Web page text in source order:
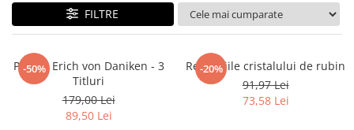
Arte Divinatorii
Chiromantie
Dezvoltare Spirituala
KidConnection
FILTRE
-50%
Pachet Erich von Daniken - 3
Titluri
179,00 Lei
89,50 Lei
-20%
Revelatiile cristalului de rubin
91,97 Lei
73,58 Lei